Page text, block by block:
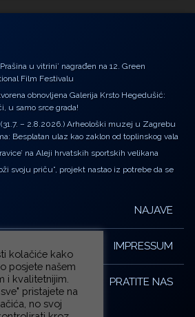
u vitrini’ nagrađen na 12. Green
Film Festivalu
obnovljena Galerija Krsto Hegedušić:
u samo srce grada!
– 2.8.2026.) Arheološki muzej u Zagrebu
Besplatan ulaz kao zaklon od toplinskog vala
na Aleji hrvatskih sportskih velikana
svoju priču”, projekt nastao iz potrebe da se
NAJAVE
IMPRESSUM
PRATITE NAS
kolačiće kako
posjete našem
i kvalitetnijim.
pristajete na
no svoj